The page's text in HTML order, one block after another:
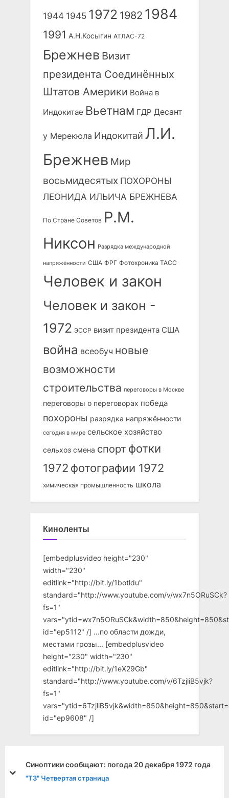
1944 1945 1972 1982 1984
1991 А.Н.Косыгин АТЛАС-72
Брежнев Визит
президента Соединённых
Штатов Америки Война в
Индокитае Вьетнам ГДР Десант
у Мерекюла Индокитай Л.И.
Брежнев Мир
восьмидесятых ПОХОРОНЫ
ЛЕОНИДА ИЛЬИЧА БРЕЖНЕВА
По Стране Советов Р.М.
Никсон
Разрядка международной
напряжённости США ФРГ Фотохроника ТАСС
Человек и закон
Человек и закон -
1972 ЭССР визит президента США
война всеобуч новые
возможности
строительства переговоры в Москве
переговоры о переговорах победа
похороны разрядка напряжённости
сегодня в мире сельское хозяйство
сельхоз смена спорт фотки
1972 фотографии 1972
химическая промышленность школа
Киноленты
[embedplusvideo height="230"
width="230"
editlink="http://bit.ly/1botldu"
standard="http://www.youtube.com/v/wx7n5ORuSCk?
fs=1"
id="ep5112" /] ...по области дожди,
местами грозы... [embedplusvideo
height="230" width="230"
editlink="http://bit.ly/1eX29Gb"
standard="http://www.youtube.com/v/6TzjliB5vjk?
fs=1"
id="ep9608" /]
Синоптики сообщают: погода 20 декабря 1972 года
"ТЗ" Четвертая страница
prev
next